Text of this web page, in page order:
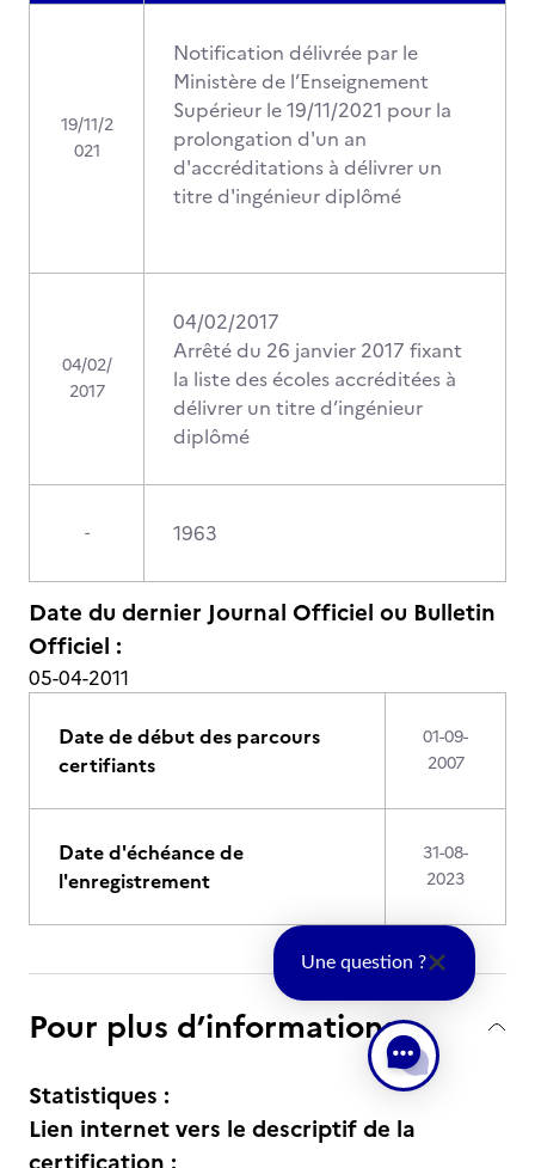
19/11/2
021
Notification délivrée par le
Ministère de l’Enseignement
Supérieur le 19/11/2021 pour la
prolongation d'un an
d'accréditations à délivrer un
titre d'ingénieur diplômé
04/02/
2017
04/02/2017
Arrêté du 26 janvier 2017 fixant
la liste des écoles accréditées à
délivrer un titre d’ingénieur
diplômé
- 1963
Date du dernier Journal Officiel ou Bulletin
Officiel :
05-04-2011
Date de début des parcours
certifiants
01-09-
2007
Date d'échéance de
l'enregistrement
31-08-
2023
Pour plus d’informations
Statistiques :
Lien internet vers le descriptif de la
Une question ?